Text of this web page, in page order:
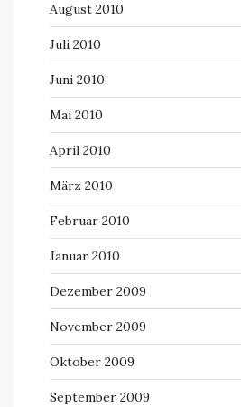
August 2010
Juli 2010
Juni 2010
Mai 2010
April 2010
März 2010
Februar 2010
Januar 2010
Dezember 2009
November 2009
Oktober 2009
September 2009